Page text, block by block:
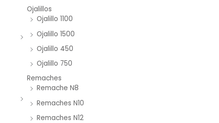
Ojalillos
Ojalillo 1100
Ojalillo 1500
Ojalillo 450
Ojalillo 750
Remaches
Remache N8
Remaches N10
Remaches N12